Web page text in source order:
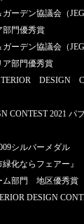
8（土）・10/9（日
圏】
」9/10（土）・9/11
月）【首都圏】
」8/20（土）・8/21
ーデン協議会（
部門優秀賞
ーデン協議会（
ア部門優秀賞
DESIGN
CONTEST 2021
シルバーメダル
化ならフェアー』
部門 地区優秀賞
DESIGN